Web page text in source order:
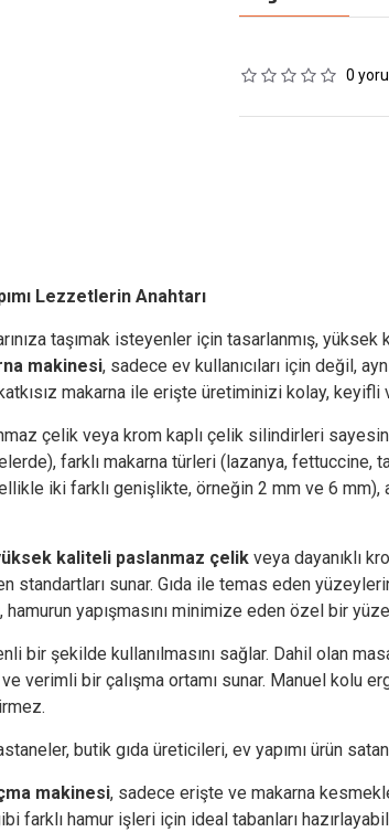
0
Lezzetlerin Anahtarı
taşımak isteyenler için tasarlanmış, yüksek
makinesi, sadece ev kullanıcıları için değil,
makarna ile erişte üretiminizi kolay, keyifli
çelik veya krom kaplı çelik silindirleri
farklı makarna türleri (lazanya, fettuccine,
iki farklı genişlikte, örneğin 2 mm ve 6 mm),
kaliteli paslanmaz çelik veya dayanıklı
sunar. Gıda ile temas eden
yapışmasını minimize eden özel bir
bir şekilde kullanılmasını sağlar. Dahil olan
verimli bir çalışma ortamı sunar. Manuel kolu
butik gıda üreticileri, ev yapımı ürün
makinesi, sadece erişte ve makarna
farklı hamur işleri için ideal tabanları